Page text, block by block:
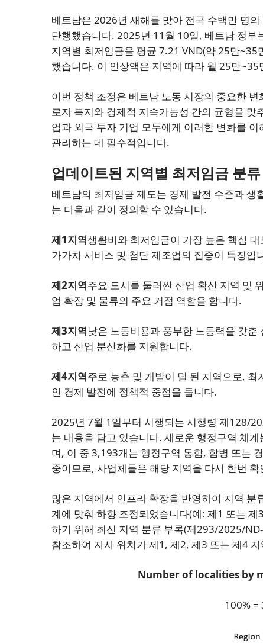
베트남은 2026년 새해를 맞아 전국 수백만 명
단행했습니다. 2025년 11월 10일, 베트남 정
지역별 최저임금을 평균 7.21 VND(약 25만
했습니다. 이 인상액은 지역에 따라 월 25만
이번 정책 조정은 베트남 노동 시장의 중요한
로자 복지와 경제적 지속가능성 간의 균형을
업과 외국 투자 기업 모두에게 이러한 변화를
관리하는 데 필수적입니다.
업데이트된 지역별 최저임금 분류
베트남의 최저임금 제도는 경제 발전 수준과
는 다음과 같이 정의할 수 있습니다.
제1지역생활비와 최저임금이 가장 높은 핵심
가가치 서비스 및 첨단 제조업의 집중이 특징입
제2지역주요 도시를 둘러싼 산업 확산 지역 및
업 확장 및 물류의 주요 거점 역할을 합니다.
제3지역낮은 노동비용과 풍부한 노동력을 갖
하고 산업 분산화를 지원합니다.
제4지역주로 농촌 및 개발이 덜 된 지역으로,
인 경제 발전에 정책적 중점을 둡니다.
2025년 7월 1일부터 시행되는 시행령 제128/
는 내용을 담고 있습니다. 새로운 행정구역 체
며, 이 중 3,193개는 행정구역 통합, 합병 또는
중이므로, 사업체들은 해당 지역을 다시 한번
많은 지역에서 인프라 확장을 반영하여 지역
계에 맞춰 하향 조정되었습니다(예: 제1 또는
하기 위해 최신 지역 분류 부록(제293/2025/
참조하여 자사 위치가 제1, 제2, 제3 또는 제4
Number of localities by
100% =